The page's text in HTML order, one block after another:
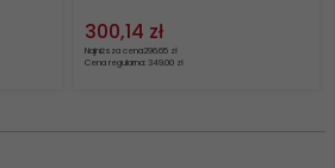
300,14 zł
Najniższa cena296.65 zł
Cena regularna: 349.00 zł